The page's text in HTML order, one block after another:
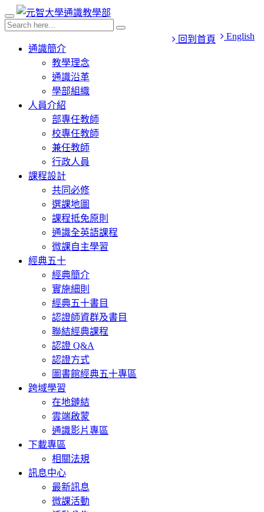
English
回到首頁
通識簡介
教學理念
通識沿革
學部組織
人員介紹
部專任教師
校專任教師
兼任教師
行政人員
課程設計
共同必修
選課地圖
課程抵免原則
通識全英語課程
微課自主學習
經典五十
經典簡介
實施細則
經典五十書目
認證師資群及書目
聯結經典課程
認證 Q&A
認證方式
圖書館經典五十專區
跨域學習
在地鏈結
雲端啟蒙
通識影片專區
下載專區
相關法規
訊息中心
最新訊息
微課活動